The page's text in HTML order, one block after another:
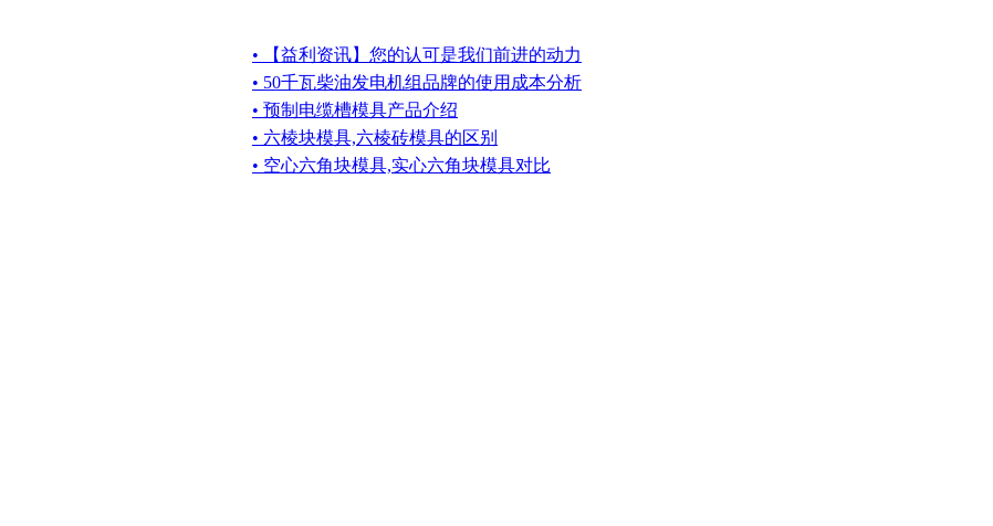
• 【益利资讯】您的认可是我们前进的动力
• 50千瓦柴油发电机组品牌的使用成本分析
• 预制电缆槽模具产品介绍
• 六棱块模具,六棱砖模具的区别
• 空心六角块模具,实心六角块模具对比